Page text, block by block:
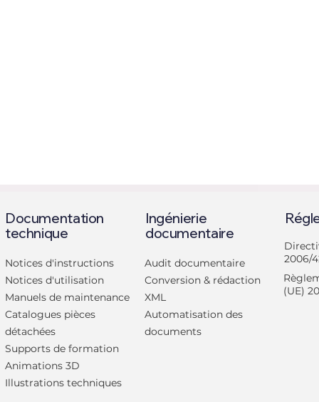
Retour des salons :
Rendez-vous à Global
Industrie 2023 !
Documentation
technique
Notices d'instructions
Notices d'utilisation
Manuels de maintenance
Catalogues pièces
détachées
Supports de formation
Animations 3D
Illustrations techniques
Ingénierie
documentaire
Audit documentaire
Conversion & rédaction
XML
Automatisation des
documents
2006/
(UE)